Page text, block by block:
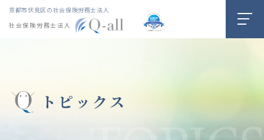
京都市伏見区の社会保険労務士法人
社会保険労務士法人
トピックス